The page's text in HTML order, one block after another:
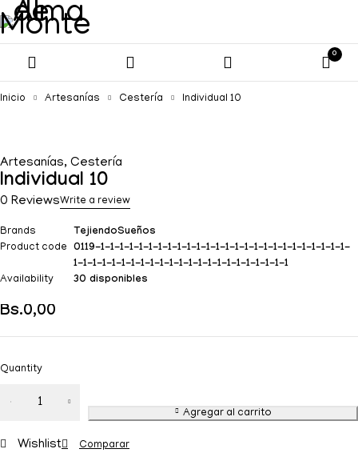
0
Inicio Artesanías Cestería Individual 10
Artesanías, Cestería
Individual 10
0 ReviewsWrite a review
Brands TejiendoSueños
Product code 0119-1-1-1-1-1-1-1-1-1-1-1-1-1-1-1-1-1-1-1-1-1-1-1-1-1-1-
1-1-1-1-1-1-1-1-1-1-1-1-1-1-1-1-1-1-1-1-1-1-1
Availability 30 disponibles
Bs.0,00
Quantity
Agregar al carrito
Wishlist Comparar